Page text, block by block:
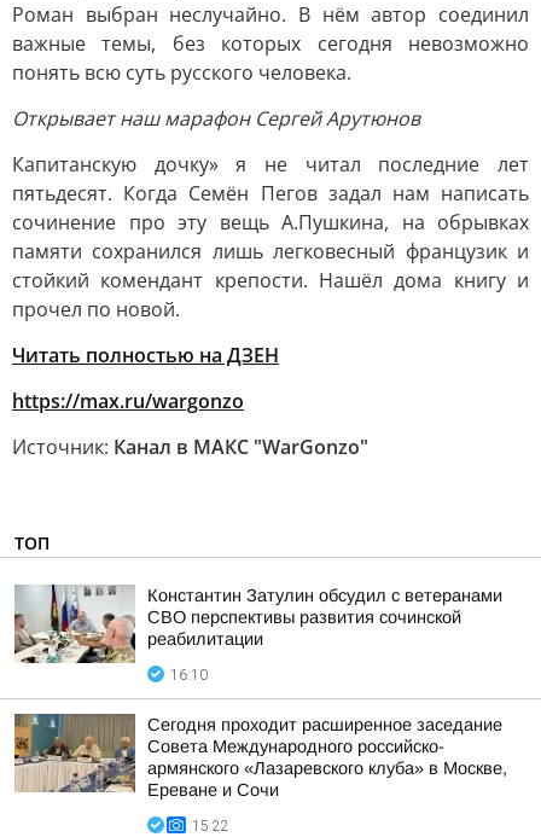
Роман выбран неслучайно. В нём автор соединил
важные темы, без которых сегодня невозможно
понять всю суть русского человека.
Открывает наш марафон Сергей Арутюнов
Капитанскую дочку» я не читал последние лет
пятьдесят. Когда Семён Пегов задал нам написать
сочинение про эту вещь А.Пушкина, на обрывках
памяти сохранился лишь легковесный французик и
стойкий комендант крепости. Нашёл дома книгу и
прочел по новой.
Читать полностью на ДЗЕН
https://max.ru/wargonzo
Источник: Канал в МАКС "WarGonzo"
ТОП
Константин Затулин обсудил с ветеранами
СВО перспективы развития сочинской
реабилитации
16:10
Сегодня проходит расширенное заседание
Совета Международного российско-
армянского «Лазаревского клуба» в Москве,
Ереване и Сочи
15:22